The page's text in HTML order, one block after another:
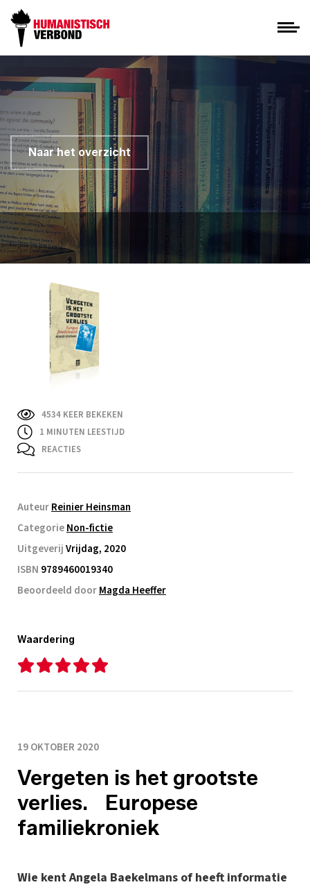
Naar het overzicht
4534 KEER BEKEKEN
1 MINUTEN LEESTIJD
REACTIES
AuteurReinier Heinsman
CategorieNon-fictie
UitgeverijVrijdag, 2020
ISBN 9789460019340
Beoordeeld doorMagda Heeffer
Waardering
19 OKTOBER 2020
Vergeten is het grootste
verlies. Europese
familiekroniek
Wie kent Angela Baekelmans of heeft informatie